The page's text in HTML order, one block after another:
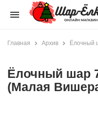
menu
Главная Архив Ёлочный
Ёлочный шар
(Малая